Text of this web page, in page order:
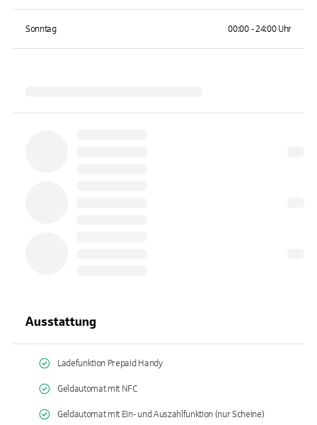
Sonntag 00:00 - 24:00 Uhr
Ausstattung
Ladefunktion Prepaid Handy
Geldautomat mit NFC
Geldautomat mit Ein- und Auszahlfunktion (nur Scheine)